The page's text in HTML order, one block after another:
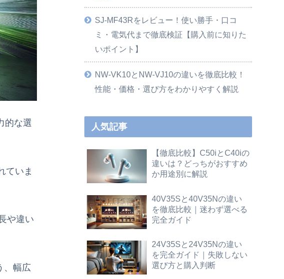
的な選
ていま
や違い
、幅広
SJ-MF43Rをレビュー！使い勝手・口コ
ミ・電気代まで徹底検証【購入前に知りた
いポイント】
NW-VK10とNW-VJ10の違いを徹底比較！
性能・価格・選び方をわかりやすく解説
人気記事
【徹底比較】C50iとC40iの
違いは？どっちがおすすめ
か用途別に解説
40V35Sと40V35Nの違い
を徹底比較｜迷わず選べる
完全ガイド
24V35Sと24V35Nの違い
を完全ガイド｜失敗しない
選び方と購入判断